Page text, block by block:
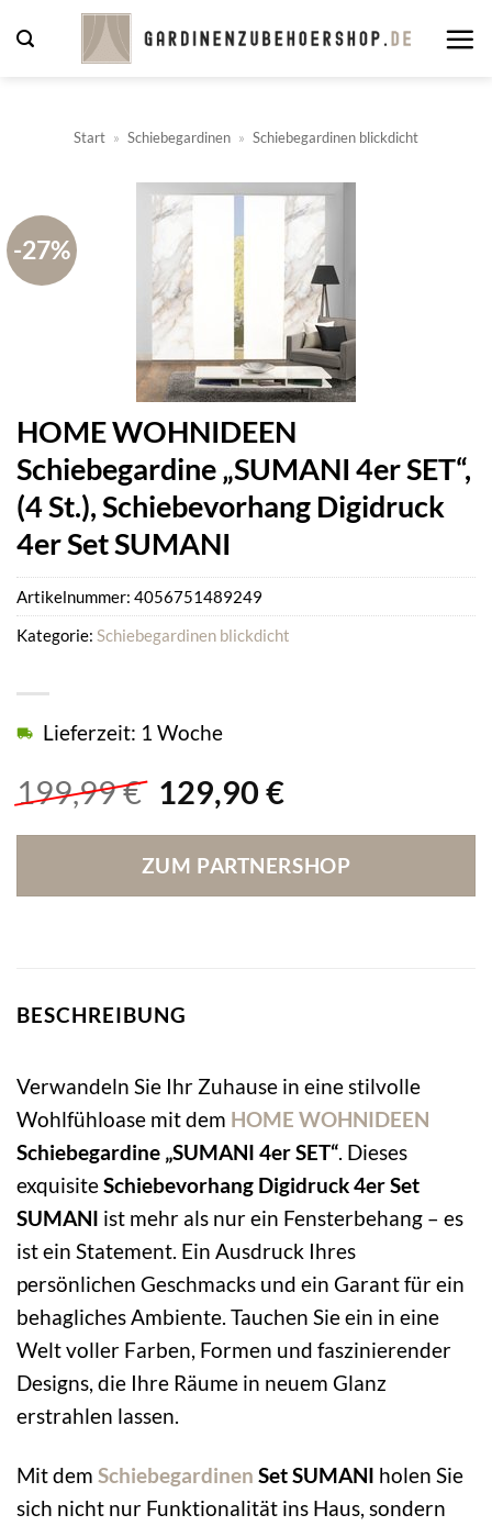
Inhalt
Start » Schiebegardinen » Schiebegardinen blickdicht
-27%
HOME WOHNIDEEN
Schiebegardine „SUMANI 4er SET“,
(4 St.), Schiebevorhang Digidruck
4er Set SUMANI
199,99€ Ursprünglicher
war:
199,99 €
129,90 €Aktueller
ist:
129,90 €.
Lieferzeit: 1 Woche
ZUM PARTNERSHOP
Artikelnummer: 4056751489249
Kategorie: Schiebegardinen blickdicht
BESCHREIBUNG
Verwandeln Sie Ihr Zuhause in eine stilvolle
Wohlfühloase mit dem HOME WOHNIDEEN
Schiebegardine „SUMANI 4er SET“ . Dieses
exquisiteSchiebevorhang Digidruck 4er Set
SUMANI ist mehr als nur ein Fensterbehang – es
ist ein Statement. Ein Ausdruck Ihres
persönlichen Geschmacks und ein Garant für ein
behagliches Ambiente. Tauchen Sie ein in eine
Welt voller Farben, Formen und faszinierender
Designs, die Ihre Räume in neuem Glanz
erstrahlen lassen.
Mit dem Schiebegardinen Set SUMANI holen Sie
sich nicht nur Funktionalität ins Haus, sondern